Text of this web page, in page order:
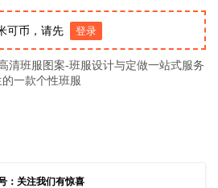
可币，请先 登录
清班服图案-班服设计与定做一站式服务
一款个性班服
：关注我们有惊喜